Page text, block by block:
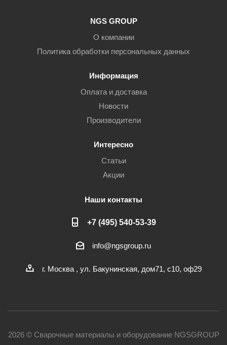
NGS GROUP
О компании
Политика обработки персональных данных
Информация
Оплата и доставка
Новости
Производители
Интересно
Статьи
Акции
Наши контакты
+7 (495) 540-53-39
info@ngsgroup.ru
г. Москва , ул. Бакунинская, дом71, с10, оф29
2026 © Сварочные материалы и оборудование NGSGROUP